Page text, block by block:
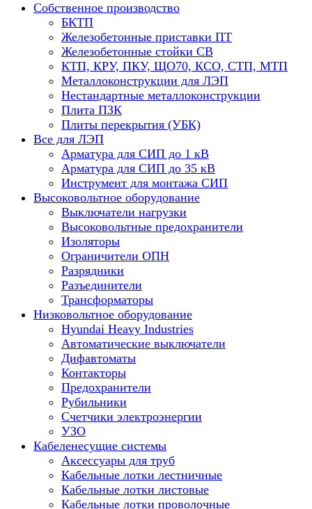
Собственное производство
БКТП
Железобетонные приставки ПТ
Железобетонные стойки СВ
КТП, КРУ, ПКУ, ЩО70, КСО, СТП, МТП
Металлоконструкции для ЛЭП
Нестандартные металлоконструкции
Плита ПЗК
Плиты перекрытия (УБК)
Все для ЛЭП
Арматура для СИП до 1 кВ
Арматура для СИП до 35 кВ
Инструмент для монтажа СИП
Высоковольтное оборудование
Выключатели нагрузки
Высоковольтные предохранители
Изоляторы
Ограничители ОПН
Разрядники
Разъединители
Трансформаторы
Низковольтное оборудование
Hyundai Heavy Industries
Автоматические выключатели
Дифавтоматы
Контакторы
Предохранители
Рубильники
Счетчики электроэнергии
УЗО
Кабеленесущие системы
Аксессуары для труб
Кабельные лотки лестничные
Кабельные лотки листовые
Кабельные лотки проволочные